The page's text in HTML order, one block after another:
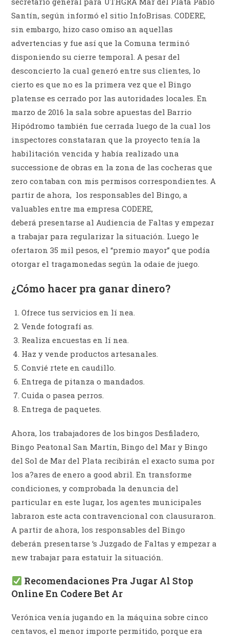
Santín, según informó el sitio InfoBrisas. CODERE,
sin embargo, hizo caso omiso an aquellas
advertencias y fue así que la Comuna terminó
disponiendo su cierre temporal. A pesar del
desconcierto la cual generó entre sus clientes, lo
cierto es que no es la primera vez que el Bingo
platense es cerrado por las autoridades locales. En
marzo de 2016 la sala sobre apuestas del Barrio
Hipódromo también fue cerrada luego de la cual los
inspectores constataran que la proyecto tenía la
habilitación vencida y había realizado una
successione de obras en la zona de las cocheras que
zero contaban con mis permisos correspondientes. A
partir de ahora, los responsables del Bingo, a
valuables entre ma empresa CODERE,
deberá presentarse al Audiencia de Faltas y empezar
a trabajar para regularizar la situación. Luego le
ofertaron 35 mil pesos, el “premio mayor” que podía
otorgar el tragamonedas según la odaie de juego.
¿Cómo hacer pra ganar dinero?
Ofrece tus servicios en lí nea.
Vende fotografí as.
Realiza encuestas en lí nea.
Haz y vende productos artesanales.
Convié rtete en caudillo.
Entrega de pitanza o mandados.
Cuida o pasea perros.
Entrega de paquetes.
Ahora, los trabajadores de los bingos Desfiladero,
Bingo Peatonal San Martín, Bingo del Mar y Bingo
del Sol de Mar del Plata recibirán el exacto suma por
los a?ares de enero a good abril. En transforme
condiciones, y comprobada la denuncia del
particular en este lugar, los agentes municipales
labraron este acta contravencional con clausuraron.
A partir de ahora, los responsables del Bingo
deberán presentarse ‘s Juzgado de Faltas y empezar a
new trabajar para estatuir la situación.
Recomendaciones Pra Jugar Al Stop
Online En Codere Bet Ar
Verónica venía jugando en la máquina sobre cinco
centavos, el menor importe permitido, porque era